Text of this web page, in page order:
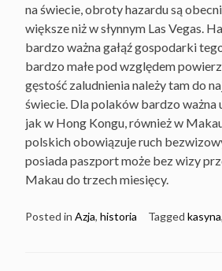
na świecie, obroty hazardu są
większe niż w słynnym Las Vegas.
bardzo ważna gałąź gospodarki
bardzo małe pod względem
gęstość zaludnienia należy tam do
świecie. Dla polaków bardzo ważna
jak w Hong Kongu, również w
polskich obowiązuje ruch
posiada paszport może bez wizy
Makau do trzech miesięcy.
Posted in Azja, historia Tagged kasyna,